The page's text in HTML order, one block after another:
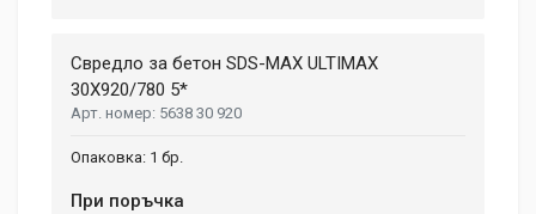
Свредло за бетон SDS-MAX ULTIMAX
30X920/780 5*
5638 30 920
1 бр.
При поръчка